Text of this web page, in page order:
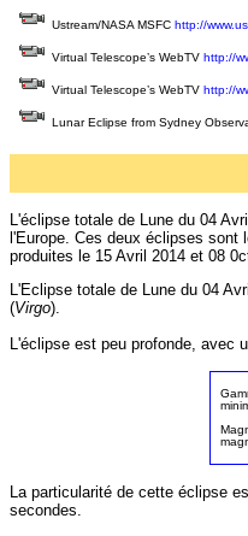
Ustream/NASA MSFC http://
Virtual Telescope’s WebTV http://
Virtual Telescope’s WebTV http://
Lunar Eclipse from Sydney
L'éclipse totale de Lune du 04
l'Europe. Ces deux éclipses
produites le 15 Avril 2014 et 08
L'Eclipse totale de Lune du 04
(Virgo).
L'éclipse est peu profonde, avec
La particularité de cette éclipse
secondes.